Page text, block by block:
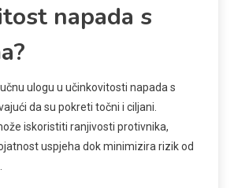
napada s
ulogu u učinkovitosti napada s
da su pokreti točni i ciljani.
iskoristiti ranjivosti protivnika,
uspjeha dok minimizira rizik od